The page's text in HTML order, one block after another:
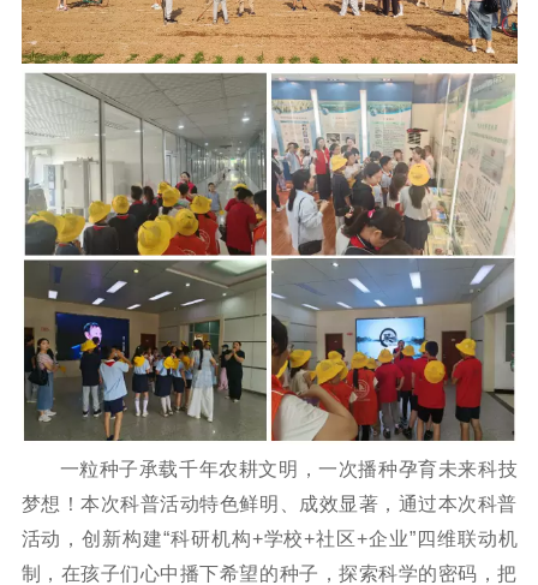
一粒种子承载千年农耕文明，一次播种孕育未来科技
梦想！本次科普活动特色鲜明、成效显著，通过本次科普
活动，创新构建“科研机构+学校+社区+企业”四维联动机
制，在孩子们心中播下希望的种子，探索科学的密码，把